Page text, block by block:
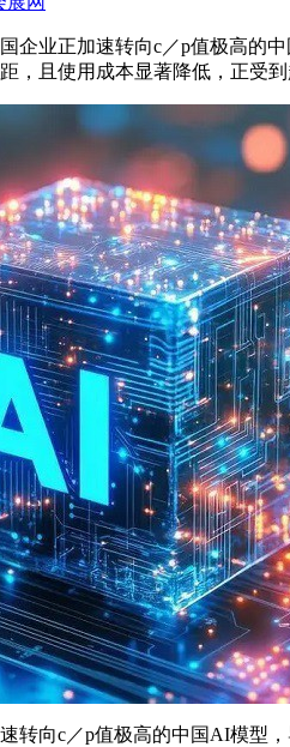
企业正加速转向c／p值极高的
，且使用成本显著降低，正受到
转向c／p值极高的中国AI模型